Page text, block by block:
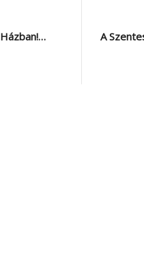
Házban!…
A